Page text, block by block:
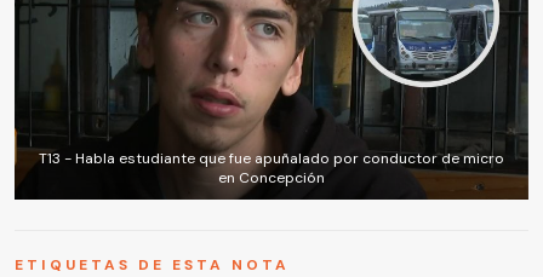
T13 - Habla estudiante que fue apuñalado por conductor de micro
en Concepción
ETIQUETAS DE ESTA NOTA